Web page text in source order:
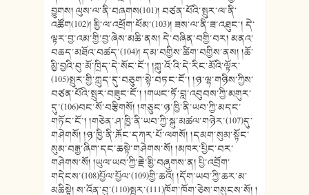
བྱུགས། ལུས་ལ་ནི་བཞགས(101)། བཙན་པོའི་སྤུར་ལ་ནི་
འཚོག(102)། མྱི་ལ་འཕྲོག་ཕོམ་(103)། ཟས་ལ་ནི་ཟ་འཐུང་། དེ་
ལྟར་བྱ་འམ་གྱི་བྱ་ཞེས་མཆི་ནས། དེ་བཞིན་བགྱི་བར། མནའ་
བཆད་མཐོའ་བཚད་(104)། དམ་བགྱིས་ཚིག་བགྱིས་ནས། །ཆོ་
མྱི་བྱའི་བུ་མོ་ཁྲིད་དེ་སོང་ངོ་། །ཀླུ་འོ་འི་དེ་རིང་མོའི་ལྟོར་
(105)སྤུར་གྱི་ཀླུད་དུ་བཅུག་སྟེ་བཏང་ངོ་། །ཉ་ལྷ་གཉིས་ཀྱིས་
བཙན་པོའི་སྤུར་བཟུང་ངོ་། །གཡང་ཏོ་བླ་འབུབས་ཀྱི་མགུར་
དུ་(106)བང་སོ་བརྩིགསོ། །གཅུང་ཉ་ཁྱི་ནི་ཡབ་ཀྱི་མདང་
གཏོང་ངོ་། །གཅེན་ཤ་ཁྱི་ནི་ཡབ་ཀྱི་སྐུ་མཚལ་གཉེར་(107)དུ་
གཤེགསོ། །ཉ་ཁྱི་ནི་རྐོང་དཀར་པོ་ལགསོ། །དམག་སུམ་སྟོང་
སུམ་བརྒྱ་ཞིག་དང་ཆསྟེ་གཤེགས་སོ། །མཁར་པྱིང་བར་
གཤེགས་སོ། །ཡུལ་ཡབ་ཀྱི་རྗེ་མྱི་བཞུགས་ན། པྱི་འབྲོག་
གདེངས་(108)པྱོལ་པྱོལ་(109)གྱི་ཆའོ། །དོག་ཡབ་ཀྱི་ཆར་མ་
མཆིསྟེ། ས་འོན་བུ་(110)སྤུར་(111)ཁོག་ཁོག་ཅེས་གསུངས་སོ། །